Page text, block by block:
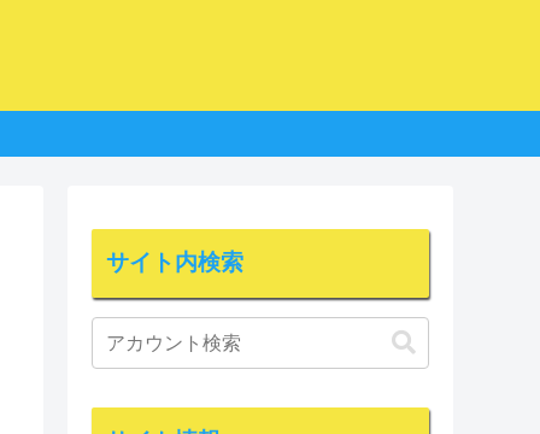
サイト内検索